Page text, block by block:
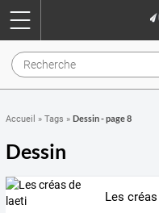
Accueil » Tags » Dessin - page 8
Dessin
Les